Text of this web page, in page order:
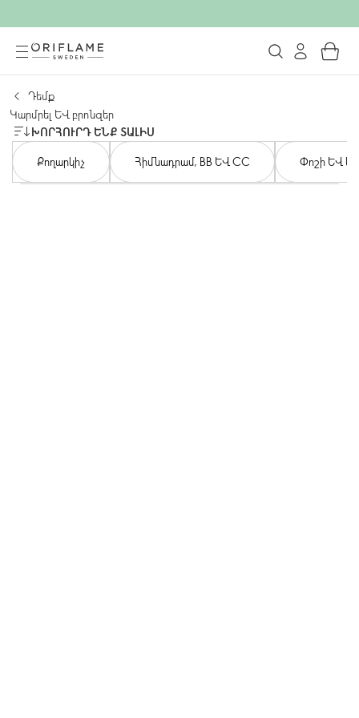
Դեմք
Կարմրել և բրոնզեր
ԽՈՐՀՈՒՐԴ ԵՆՔ ՏԱԼԻՍ
Քողարկիչ
Հիմնադրամ, BB և CC Փոշի և